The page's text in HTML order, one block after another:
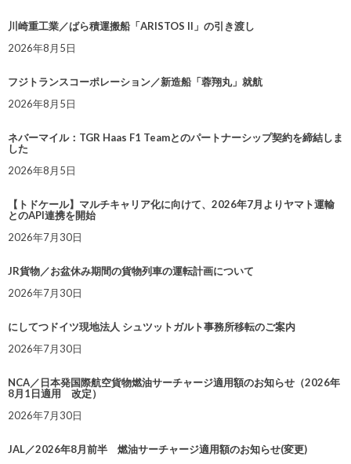
川崎重工業／ばら積運搬船「ARISTOS II」の引き渡し
2026年8月5日
フジトランスコーポレーション／新造船「蓉翔丸」就航
2026年8月5日
ネバーマイル：TGR Haas F1 Teamとのパートナーシップ契約を締結しま
した
2026年8月5日
【トドケール】マルチキャリア化に向けて、2026年7月よりヤマト運輸
とのAPI連携を開始
2026年7月30日
JR貨物／お盆休み期間の貨物列車の運転計画について
2026年7月30日
にしてつドイツ現地法人 シュツットガルト事務所移転のご案内
2026年7月30日
NCA／日本発国際航空貨物燃油サーチャージ適用額のお知らせ（2026年
8月1日適用 改定）
2026年7月30日
JAL／2026年8月前半 燃油サーチャージ適用額のお知らせ(変更)